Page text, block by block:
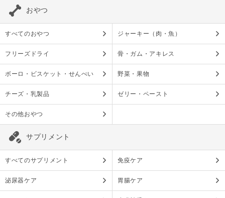
おやつ
すべてのおやつ ジャーキー（肉・魚）
フリーズドライ 骨・ガム・アキレス
ボーロ・ビスケット・せんべい 野菜・果物
チーズ・乳製品 ゼリー・ペースト
その他おやつ
サプリメント
すべてのサプリメント 免疫ケア
泌尿器ケア 胃腸ケア